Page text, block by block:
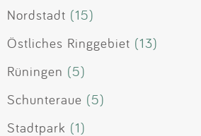
Nordstadt (15)
Östliches Ringgebiet (13)
Rüningen (5)
Schunteraue (5)
Stadtpark (1)